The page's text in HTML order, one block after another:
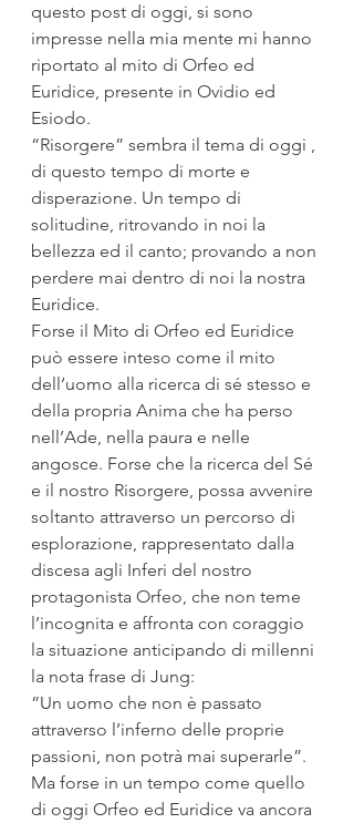
questo post di oggi, si sono
impresse nella mia mente mi hanno
riportato al mito di Orfeo ed
Euridice, presente in Ovidio ed
Esiodo.
“Risorgere” sembra il tema di oggi ,
di questo tempo di morte e
disperazione. Un tempo di
solitudine, ritrovando in noi la
bellezza ed il canto; provando a non
perdere mai dentro di noi la nostra
Euridice.
Forse il Mito di Orfeo ed Euridice
può essere inteso come il mito
dell’uomo alla ricerca di sé stesso e
della propria Anima che ha perso
nell’Ade, nella paura e nelle
angosce. Forse che la ricerca del Sé
e il nostro Risorgere, possa avvenire
soltanto attraverso un percorso di
esplorazione, rappresentato dalla
discesa agli Inferi del nostro
protagonista Orfeo, che non teme
l’incognita e affronta con coraggio
la situazione anticipando di millenni
la nota frase di Jung:
”Un uomo che non è passato
attraverso l’inferno delle proprie
passioni, non potrà mai superarle”.
Ma forse in un tempo come quello
di oggi Orfeo ed Euridice va ancora